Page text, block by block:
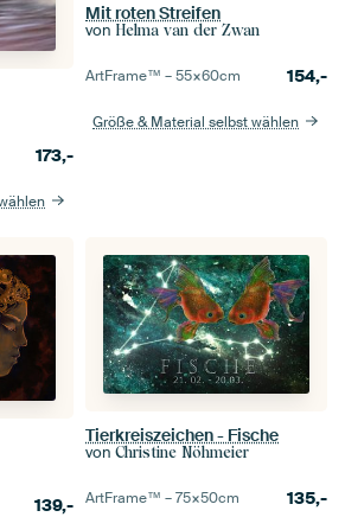
173,-
Mit roten Streifen
von Helma van der Zwan
ArtFrame™ –55×60cm 154,-
Größe & Material selbst wählen
139,-
Tierkreiszeichen - Fische
von Christine Nöhmeier
ArtFrame™ –75×50cm 135,-